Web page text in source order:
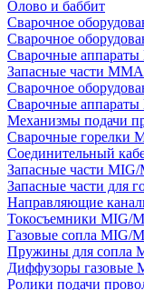
Олово и баббит
Сварочное
Сварочное
Сварочные
Запасные части MMA
Сварочное
Сварочные
Механизмы подачи
Сварочные горелки
Соединительный
Запасные части
Запасные части для
Направляющие
Токосъемники MIG/
Газовые сопла MIG/
Пружины для сопла
Диффузоры газовые
Ролики подачи